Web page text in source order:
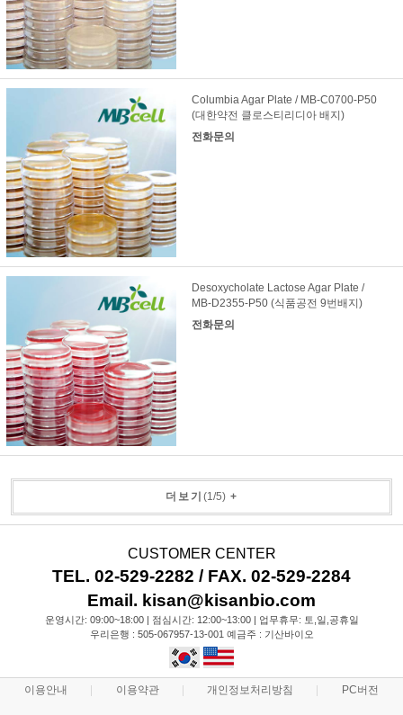
Columbia Agar Plate / MB-C0700-P50
(대한약전 클로스티리디아 배지)
전화문의
Desoxycholate Lactose Agar Plate /
MB-D2355-P50 (식품공전 9번배지)
전화문의
더보기 (1/5)+
CUSTOMER CENTER
TEL. 02-529-2282 / FAX. 02-529-2284
Email. kisan@kisanbio.com
운영시간: 09:00~18:00 | 점심시간: 12:00~13:00 | 업무휴무: 토,일,공휴일
우리은행 : 505-067957-13-001 예금주 : 기산바이오
이용안내 이용약관 개인정보처리방침 PC버전